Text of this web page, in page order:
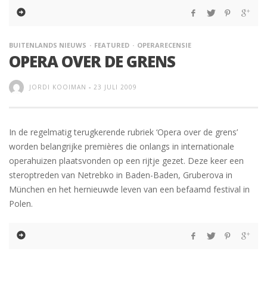
BUITENLANDS NIEUWS FEATURED OPERARECENSIE
OPERA OVER DE GRENS
JORDI KOOIMAN - 23 JULI 2009
In de regelmatig terugkerende rubriek ‘Opera over de grens’
worden belangrijke premières die onlangs in internationale
operahuizen plaatsvonden op een rijtje gezet. Deze keer een
steroptreden van Netrebko in Baden-Baden, Gruberova in
München en het hernieuwde leven van een befaamd festival in
Polen.